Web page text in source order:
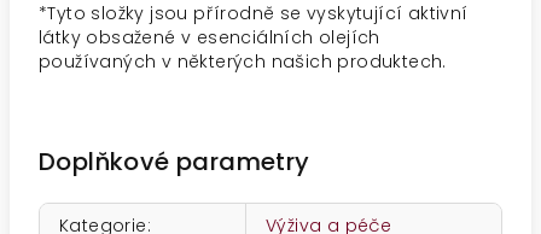
*Tyto složky jsou přírodně se vyskytující aktivní
látky obsažené v esenciálních olejích
používaných v některých našich produktech.
Doplňkové parametry
Kategorie:
Výživa a péče